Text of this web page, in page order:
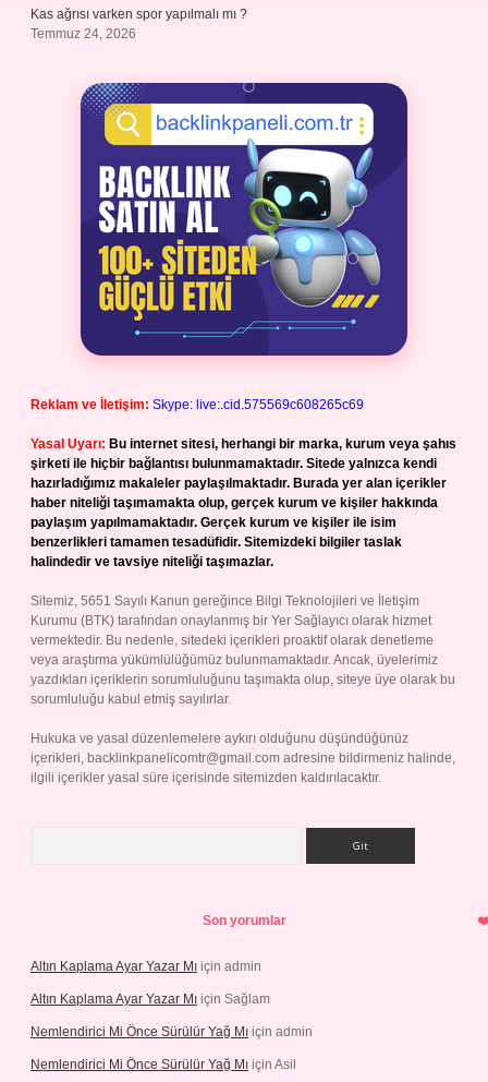
Kas ağrısı varken spor yapılmalı mı ?
Temmuz 24, 2026
Reklam ve İletişim: Skype: live:.cid.575569c608265c69
Yasal Uyarı: Bu internet sitesi, herhangi bir marka, kurum veya şahıs
şirketi ile hiçbir bağlantısı bulunmamaktadır. Sitede yalnızca kendi
hazırladığımız makaleler paylaşılmaktadır. Burada yer alan içerikler
haber niteliği taşımamakta olup, gerçek kurum ve kişiler hakkında
paylaşım yapılmamaktadır. Gerçek kurum ve kişiler ile isim
benzerlikleri tamamen tesadüfidir. Sitemizdeki bilgiler taslak
halindedir ve tavsiye niteliği taşımazlar.
Sitemiz, 5651 Sayılı Kanun gereğince Bilgi Teknolojileri ve İletişim
Kurumu (BTK) tarafından onaylanmış bir Yer Sağlayıcı olarak hizmet
vermektedir. Bu nedenle, sitedeki içerikleri proaktif olarak denetleme
veya araştırma yükümlülüğümüz bulunmamaktadır. Ancak, üyelerimiz
yazdıkları içeriklerin sorumluluğunu taşımakta olup, siteye üye olarak bu
sorumluluğu kabul etmiş sayılırlar.
Hukuka ve yasal düzenlemelere aykırı olduğunu düşündüğünüz
içerikleri, backlinkpanelicomtr@gmail.com adresine bildirmeniz halinde,
ilgili içerikler yasal süre içerisinde sitemizden kaldırılacaktır.
Son yorumlar
Altın Kaplama Ayar Yazar Mı için admin
Altın Kaplama Ayar Yazar Mı için Sağlam
Nemlendirici Mi Önce Sürülür Yağ Mı için admin
Nemlendirici Mi Önce Sürülür Yağ Mı için Asil